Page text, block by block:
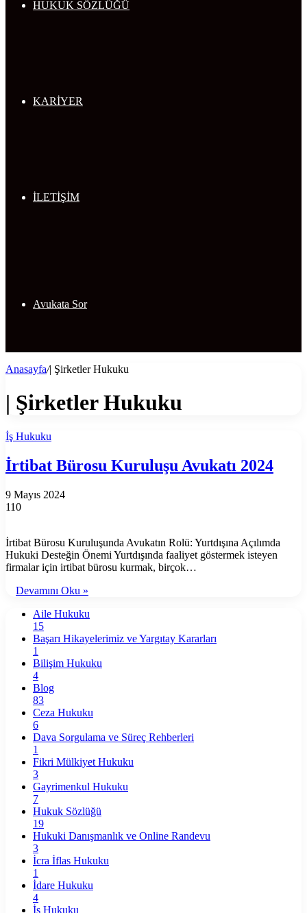
HUKUK SÖZLÜĞÜ
KARİYER
İLETİŞİM
Avukata Sor
Anasayfa/| Şirketler Hukuku
| Şirketler Hukuku
İş Hukuku
İrtibat Bürosu Kuruluşu Avukatı 2024
9 Mayıs 2024
110
İrtibat Bürosu Kuruluşunda Avukatın Rolü: Yurtdışına Açılımda
Hukuki Desteğin Önemi Yurtdışında faaliyet göstermek isteyen
firmalar için irtibat bürosu kurmak, birçok…
Devamını Oku »
Aile Hukuku
15
Başarı Hikayelerimiz ve Yargıtay Kararları
1
Bilişim Hukuku
4
Blog
83
Ceza Hukuku
6
Dava Sorgulama ve Süreç Rehberleri
1
Fikri Mülkiyet Hukuku
3
Gayrimenkul Hukuku
7
Hukuk Sözlüğü
19
Hukuki Danışmanlık ve Online Randevu
3
İcra İflas Hukuku
1
İdare Hukuku
4
İş Hukuku